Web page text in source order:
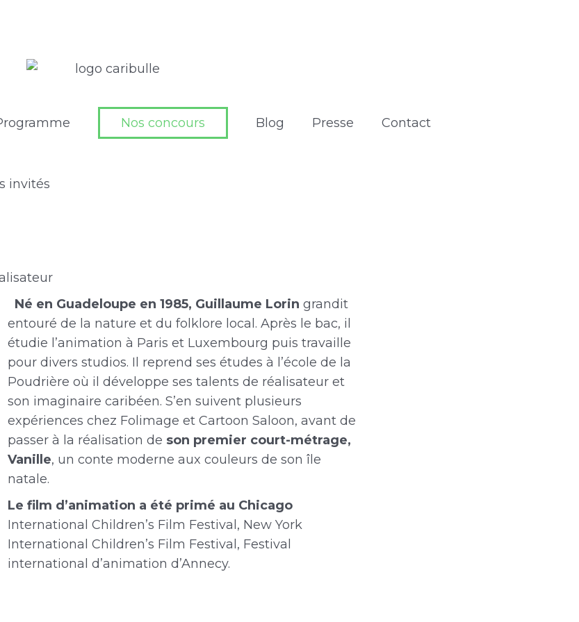
Nos concours Blog Presse Contact
invités
Né en Guadeloupe en 1985, Guillaume Lorin grandit
entouré de la nature et du folklore local. Après le bac, il
étudie l’animation à Paris et Luxembourg puis travaille
pour divers studios. Il reprend ses études à l’école de la
Poudrière où il développe ses talents de réalisateur et
son imaginaire caribéen. S’en suivent plusieurs
expériences chez Folimage et Cartoon Saloon, avant de
passer à la réalisation de son premier court-métrage,
Vanille, un conte moderne aux couleurs de son île
natale.
Le film d’animation a été primé au Chicago
International Children’s Film Festival, New York
International Children’s Film Festival, Festival
international d’animation d’Annecy.